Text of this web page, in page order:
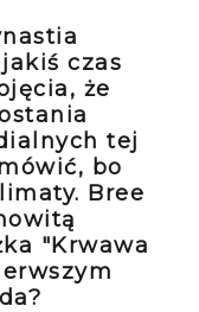
czas
że
tej
bo
Bree
"Krwawa